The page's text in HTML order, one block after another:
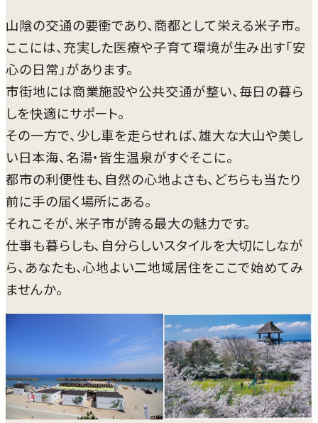
山陰の交通の要衝であり、商都として栄える米子市。
ここには、充実した医療や子育て環境が生み出す「安
心の日常」があります。
市街地には商業施設や公共交通が整い、毎日の暮ら
しを快適にサポート。
その一方で、少し車を走らせれば、雄大な大山や美し
い日本海、名湯・皆生温泉がすぐそこに。
都市の利便性も、自然の心地よさも、どちらも当たり
前に手の届く場所にある。
それこそが、米子市が誇る最大の魅力です。
仕事も暮らしも、自分らしいスタイルを大切にしなが
ら、あなたも、心地よい二地域居住をここで始めてみ
ませんか。